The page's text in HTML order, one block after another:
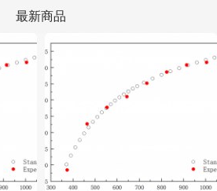
最新商品